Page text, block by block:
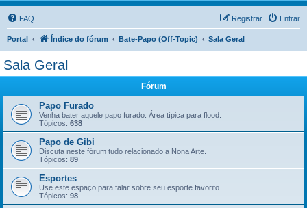
FAQ Entrar
Registrar
Portal Índice do fórum Bate-Papo (Off-Topic) Sala Geral
Sala Geral
Fórum
Papo Furado
Venha bater aquele papo furado. Área típica para flood.
Tópicos: 638
Papo de Gibi
Discuta neste fórum tudo relacionado a Nona Arte.
Tópicos: 89
Esportes
Use este espaço para falar sobre seu esporte favorito.
Tópicos: 98